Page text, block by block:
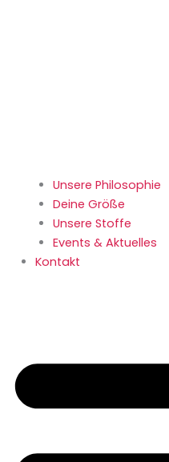
Unsere Philosophie
Deine Größe
Unsere Stoffe
Events & Aktuelles
Kontakt